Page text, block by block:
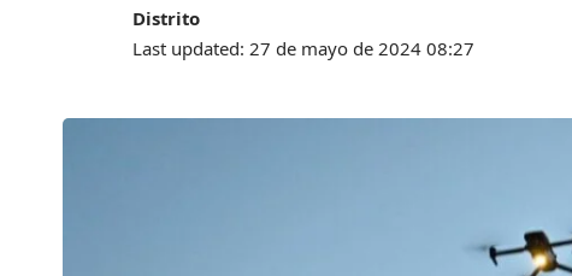
Last updated: 27 de mayo de 2024 08:27
Distrito